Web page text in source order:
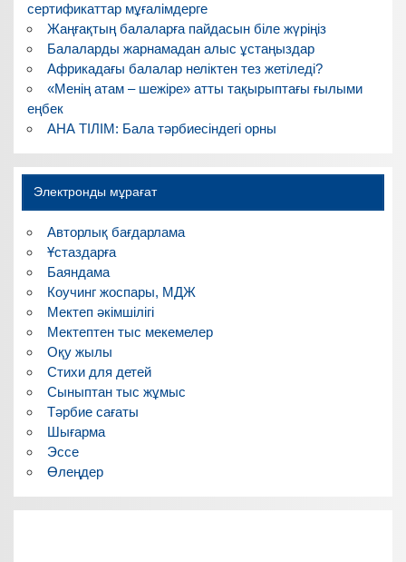
сертификаттар мұғалімдерге
Жаңғақтың балаларға пайдасын біле жүріңіз
Балаларды жарнамадан алыс ұстаңыздар
Африкадағы балалар неліктен тез жетіледі?
«Менің атам – шежіре» атты тақырыптағы ғылыми
еңбек
АНА ТІЛІМ: Бала тәрбиесіндегі орны
Электронды мұрағат
Авторлық бағдарлама
Ұстаздарға
Баяндама
Коучинг жоспары, МДЖ
Мектеп әкімшілігі
Мектептен тыс мекемелер
Оқу жылы
Стихи для детей
Сыныптан тыс жұмыс
Тәрбие сағаты
Шығарма
Эссе
Өлеңдер